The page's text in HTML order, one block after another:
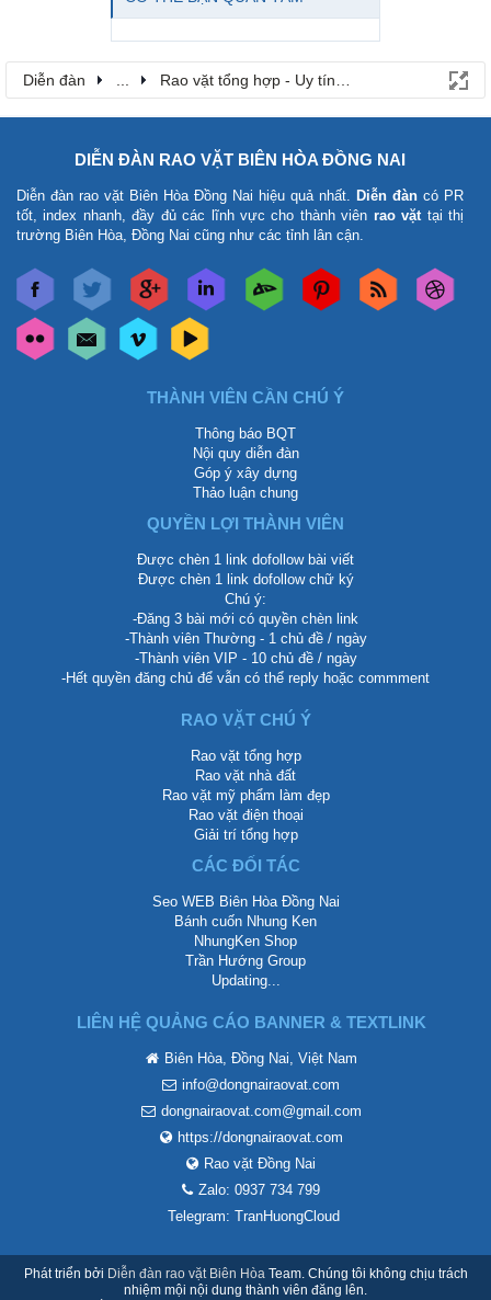
Diễn đàn Rao vặt tổng hợp - Uy tín - Miễn phí
DIỄN ĐÀN RAO VẶT BIÊN HÒA ĐỒNG NAI
Diễn đàn rao vặt Biên Hòa Đồng Nai hiệu quả nhất. Diễn đàn có PR
tốt, index nhanh, đầy đủ các lĩnh vực cho thành viên rao vặt tại thị
trường Biên Hòa, Đồng Nai cũng như các tỉnh lân cận.
THÀNH VIÊN CẦN CHÚ Ý
Thông báo BQT
Nội quy diễn đàn
Góp ý xây dựng
Thảo luận chung
QUYỀN LỢI THÀNH VIÊN
Được chèn 1 link dofollow bài viết
Được chèn 1 link dofollow chữ ký
Chú ý:
-Đăng 3 bài mới có quyền chèn link
-Thành viên Thường - 1 chủ đề / ngày
-Thành viên VIP - 10 chủ đề / ngày
-Hết quyền đăng chủ để vẫn có thể reply hoặc commment
RAO VẶT CHÚ Ý
Rao vặt tổng hợp
Rao vặt nhà đất
Rao vặt mỹ phẩm làm đẹp
Rao vặt điện thoại
Giải trí tổng hợp
CÁC ĐỐI TÁC
Seo WEB Biên Hòa Đồng Nai
Bánh cuốn Nhung Ken
NhungKen Shop
Trần Hướng Group
Updating...
LIÊN HỆ QUẢNG CÁO BANNER & TEXTLINK
Biên Hòa, Đồng Nai, Việt Nam
info@dongnairaovat.com
dongnairaovat.com@gmail.com
https://dongnairaovat.com
Rao vặt Đồng Nai
Zalo: 0937 734 799
Telegram: TranHuongCloud
Phát triển bởi Diễn đàn rao vặt Biên Hòa Team. Chúng tôi không chịu trách
nhiệm mội nội dung thành viên đăng lên.